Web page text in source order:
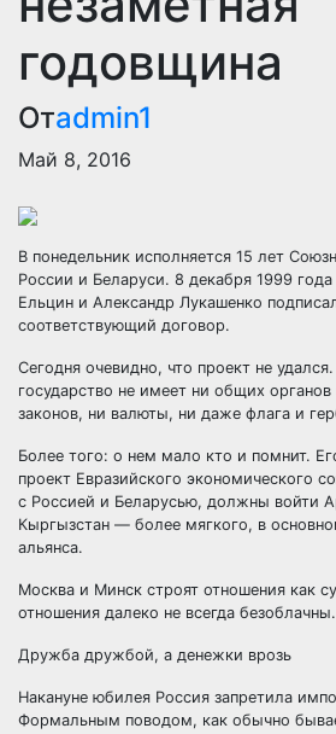
годовщина
Отadmin1
Май 8, 2016
В понедельник исполняется 15 лет
России и Беларуси. 8 декабря 1999
Ельцин и Александр Лукашенко
соответствующий договор.
Сегодня очевидно, что проект не
государство не имеет ни общих органов
законов, ни валюты, ни даже флага и
Более того: о нем мало кто и помнит.
проект Евразийского экономического
с Россией и Беларусью, должны войти
Кыргызстан — более мягкого, в
альянса.
Москва и Минск строят отношения как
отношения далеко не всегда безоблачны.
Дружба дружбой, а денежки врозь
Накануне юбилея Россия запретила
Формальным поводом, как обычно